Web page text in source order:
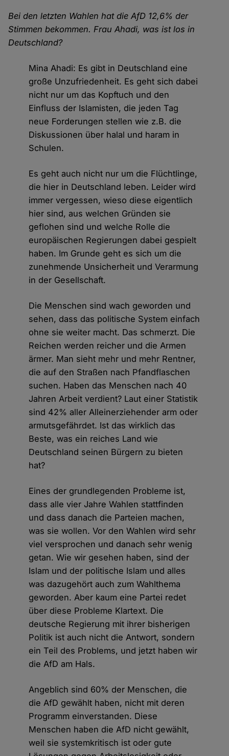
Bei den letzten Wahlen hat die AfD 12,6% der
Stimmen bekommen. Frau Ahadi, was ist los in
Deutschland?
Mina Ahadi: Es gibt in Deutschland eine
große Unzufriedenheit. Es geht sich dabei
nicht nur um das Kopftuch und den
Einfluss der Islamisten, die jeden Tag
neue Forderungen stellen wie z.B. die
Diskussionen über halal und haram in
Schulen.
Es geht auch nicht nur um die Flüchtlinge,
die hier in Deutschland leben. Leider wird
immer vergessen, wieso diese eigentlich
hier sind, aus welchen Gründen sie
geflohen sind und welche Rolle die
europäischen Regierungen dabei gespielt
haben. Im Grunde geht es sich um die
zunehmende Unsicherheit und Verarmung
in der Gesellschaft.
Die Menschen sind wach geworden und
sehen, dass das politische System einfach
ohne sie weiter macht. Das schmerzt. Die
Reichen werden reicher und die Armen
ärmer. Man sieht mehr und mehr Rentner,
die auf den Straßen nach Pfandflaschen
suchen. Haben das Menschen nach 40
Jahren Arbeit verdient? Laut einer Statistik
sind 42% aller Alleinerziehender arm oder
armutsgefährdet. Ist das wirklich das
Beste, was ein reiches Land wie
Deutschland seinen Bürgern zu bieten
hat?
Eines der grundlegenden Probleme ist,
dass alle vier Jahre Wahlen stattfinden
und dass danach die Parteien machen,
was sie wollen. Vor den Wahlen wird sehr
viel versprochen und danach sehr wenig
getan. Wie wir gesehen haben, sind der
Islam und der politische Islam und alles
was dazugehört auch zum Wahlthema
geworden. Aber kaum eine Partei redet
über diese Probleme Klartext. Die
deutsche Regierung mit ihrer bisherigen
Politik ist auch nicht die Antwort, sondern
ein Teil des Problems, und jetzt haben wir
die AfD am Hals.
Angeblich sind 60% der Menschen, die
die AfD gewählt haben, nicht mit deren
Programm einverstanden. Diese
Menschen haben die AfD nicht gewählt,
weil sie systemkritisch ist oder gute